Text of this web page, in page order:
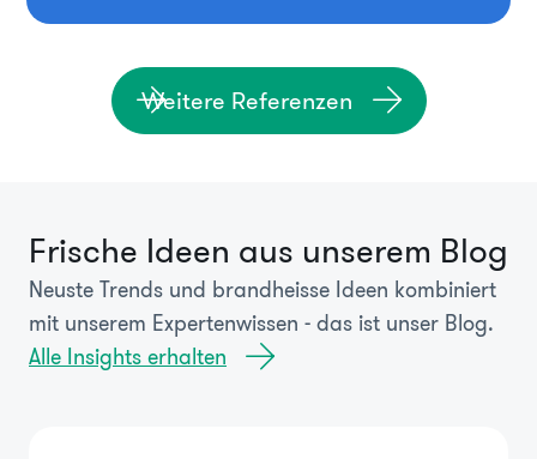
Weitere Referenzen
Frische Ideen aus unserem Blog
Neuste Trends und brandheisse Ideen kombiniert
mit unserem Expertenwissen - das ist unser Blog.
Alle Insights erhalten